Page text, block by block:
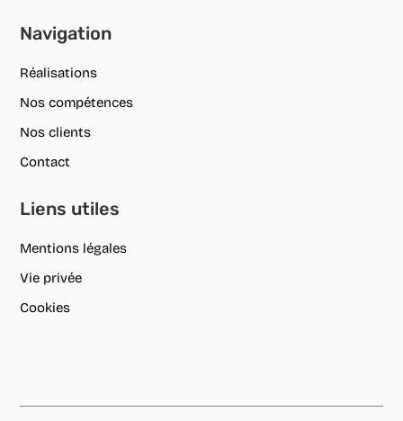
Navigation
Réalisations
Nos compétences
Nos clients
Contact
Liens utiles
Mentions légales
Vie privée
Cookies